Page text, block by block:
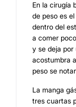
En la cirugía
de peso es
dentro del
a comer
y se deja por
acostumbra
peso se
La manga
tres cuartas